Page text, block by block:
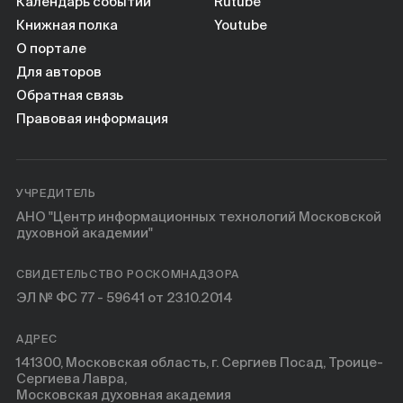
Книжная полка
О портале
Для авторов
Обратная связь
Правовая информация
Youtube
УЧРЕДИТЕЛЬ
АНО "Центр информационных технологий Московской
духовной академии"
СВИДЕТЕЛЬСТВО РОСКОМНАДЗОРА
ЭЛ № ФС 77 - 59641 от 23.10.2014
АДРЕС
141300, Московская область, г. Сергиев Посад, Троице-
Сергиева Лавра,
Московская духовная академия